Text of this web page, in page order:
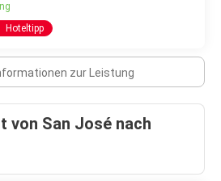
Hoteltipp
zur Leistung
von San José nach